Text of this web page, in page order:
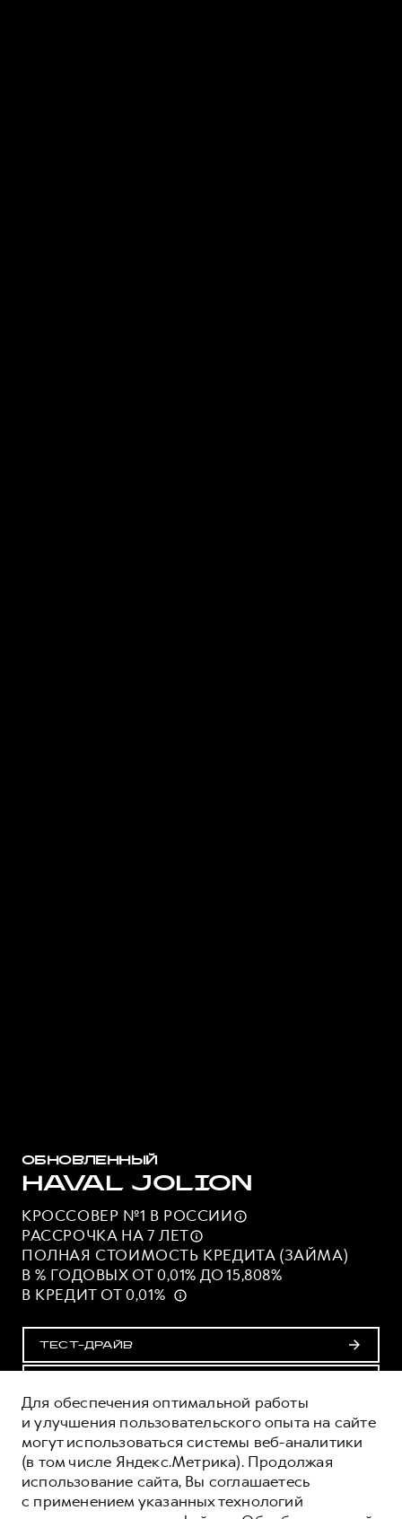
ОБНОВЛЕННЫЙ
HAVAL JOLION
КРОССОВЕР №1 В РОССИИ
РАССРОЧКА НА 7 ЛЕТ
ПОЛНАЯ СТОИМОСТЬ КРЕДИТА (ЗАЙМА)
В % ГОДОВЫХ ОТ 0,01% ДО 15,808%
В КРЕДИТ ОТ 0,01%
ТЕСТ-ДРАЙВ
ОЦЕНИВАЙТЕ СВОИ ФИНАНСОВЫЕ
ВОЗМОЖНОСТИ И РИСКИ
ИЗУЧИТЕ ВСЕ УСЛОВИЯ КРЕДИТА (ЗАЙМА) НА
САЙТЕ:
Для обеспечения оптимальной работы
и улучшения пользовательского опыта на сайте
могут использоваться системы веб-аналитики
(в том числе Яндекс.Метрика). Продолжая
использование сайта, Вы соглашаетесь
с применением указанных технологий